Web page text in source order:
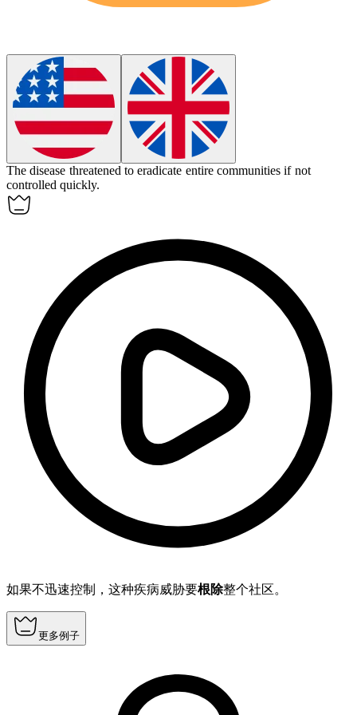
The disease threatened toeradicate entire communities if not
controlled quickly.
如果不迅速控制，这种疾病威胁要根除整个社区。
更多例子